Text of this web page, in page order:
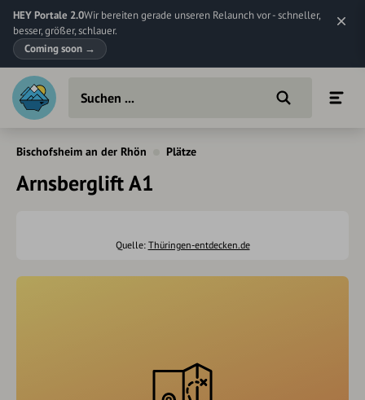
HEY Portale 2.0Wir bereiten gerade unseren Relaunch vor - schneller,
besser, größer, schlauer.
Coming soon →
Bischofsheim an der Rhön Plätze
Arnsberglift A1
Quelle: Thüringen-entdecken.de